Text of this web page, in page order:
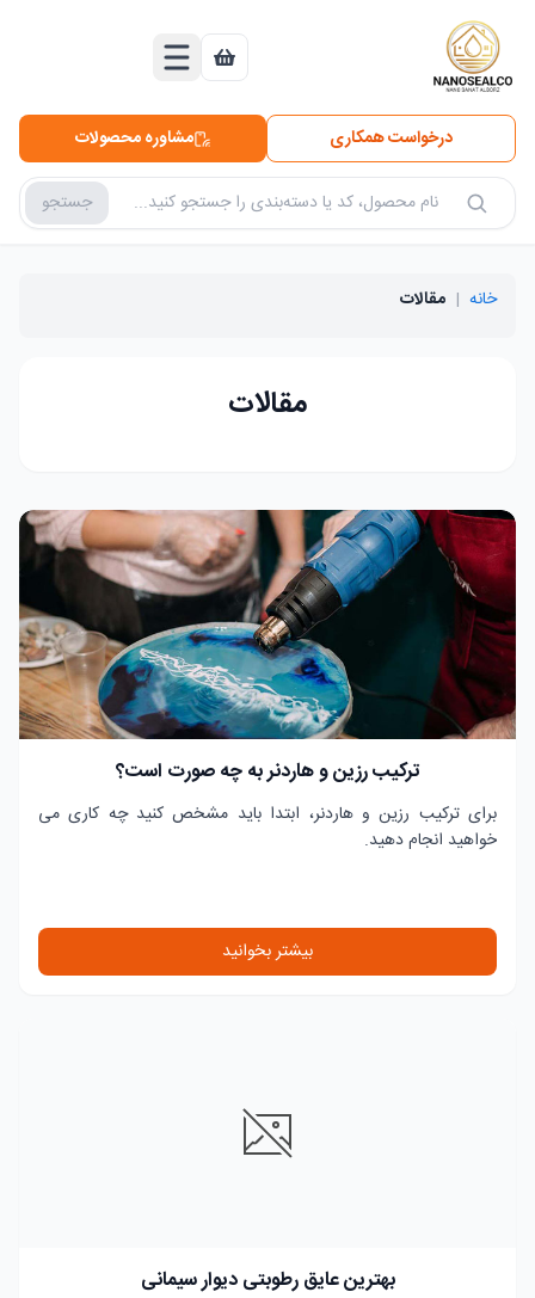
درخواست همکاری مشاوره محصولات
جستجو در محصولات جستجو
خانه | مقالات
مقالات
ترکیب رزین و هاردنر به چه صورت است؟
برای ترکیب رزین و هاردنر، ابتدا باید مشخص کنید چه کاری می
خواهید انجام دهید.
بیشتر بخوانید
بهترین عایق رطوبتی دیوار سیمانی